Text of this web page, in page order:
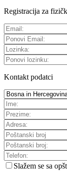
Registracija za
Kontakt podatci
Slažem se sa